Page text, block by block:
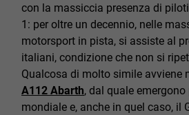
con la massiccia presenza di
1: per oltre un decennio, nelle
motorsport in pista, si assiste al
italiani, condizione che non si
Qualcosa di molto simile avviene
A112 Abarth, dal quale
mondiale e, anche in quel caso, il